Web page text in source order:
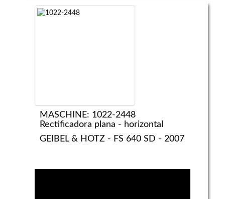
MASCHINE: 1022-2448
Rectificadora plana - horizontal
GEIBEL & HOTZ - FS 640 SD - 2007